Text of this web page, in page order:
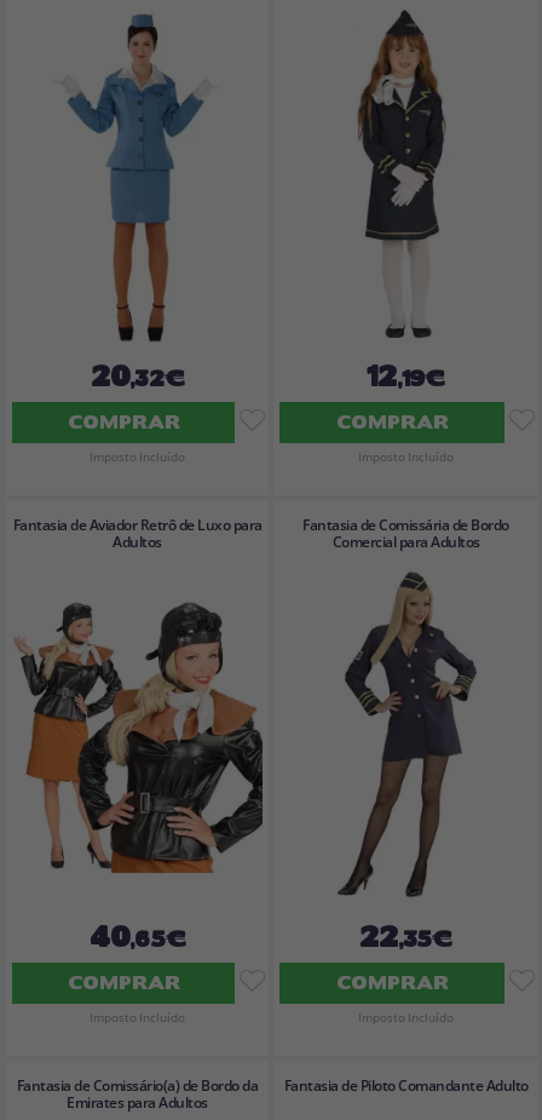
20,32€
COMPRAR
Imposto Incluído
12,19€
COMPRAR
Imposto Incluído
Fantasia de Aviador Retrô de Luxo para
Adultos
40,65€
COMPRAR
Imposto Incluído
Fantasia de Comissária de Bordo
Comercial para Adultos
22,35€
COMPRAR
Imposto Incluído
Fantasia de Comissário(a) de Bordo da
Emirates para Adultos
Fantasia de Piloto Comandante Adulto